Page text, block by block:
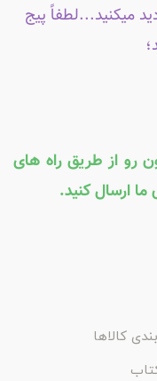
میکنید...لطفاً پیج
رو از طریق راه های
ارسال کنید.
کالاها